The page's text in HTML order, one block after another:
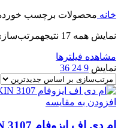
خانه محصولات برچسب خورده
نمایش همه 17 نتیجه
مشاهده فیلترها
نمایش 9
24
36
افزودن به مقایسه
ام دی اف ایزوفام SKIN 3107